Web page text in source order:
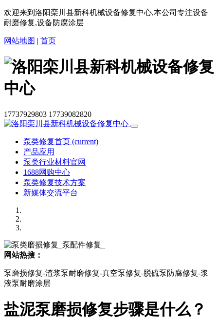
欢迎来到洛阳栾川县新科机械设备修复中心,本公司专注设备
耐磨修复,设备防腐涂层
网站地图 | 首页
17737929803 17739082820
泵类修复首页 (current)
产品应用
泵类行业材料官网
1688网购中心
泵类修复技术方案
新媒体交流平台
网站热搜：
泵磨损修复-渣浆泵耐磨修复-真空泵修复-脱硫泵防腐修复-浆
液泵耐磨涂层
盐泥泵磨损修复步骤是什么？